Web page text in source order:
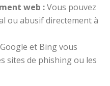
web :Vous pouvez
ou abusif directement à
Google et Bing vous
sites de phishing ou les